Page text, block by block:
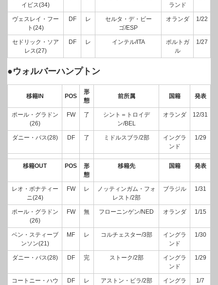
イビス(34)
ランド
ヴェスレイ・フー
ト(24)
DF レ
セルタ・デ・ビー
ゴ/ESP
オランダ 1/22
セドリック・ソア
レス(27)
DF レ インテル/ITA
ポルトガ
ル
1/27
●ウォルバーハンプトン
移籍IN POS
形
態
前所属 国籍 発表
ポール・グラドン
(26)
FW 了
シント＝トロイデ
ン/BEL
オランダ 12/31
ダニー・バス(28) DF 了 ミドルスブラ/2部
イングラ
ンド
1/29
移籍OUT POS
形
態
移籍先 国籍 発表
レオ・ボナティー
ニ(24)
FW レ
ノッティンガム・フォ
レスト/2部
ブラジル 1/31
ポール・グラドン
(26)
FW 無 フローニンゲン/NED オランダ 1/15
ベン・スティーブ
ンソン(21)
MF レ コルチェスター/3部
イングラ
ンド
1/30
ダニー・バス(28) DF 完 ストーク/2部
イングラ
ンド
1/29
コートニー・ハウ
DF レ アストン・ビラ/2部
イングラ
1/7